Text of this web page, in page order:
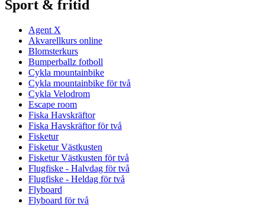
Sport & fritid
Agent X
Akvarellkurs online
Blomsterkurs
Bumperballz fotboll
Cykla mountainbike
Cykla mountainbike för två
Cykla Velodrom
Escape room
Fiska Havskräftor
Fiska Havskräftor för två
Fisketur
Fisketur Västkusten
Fisketur Västkusten för två
Flugfiske - Halvdag för två
Flugfiske - Heldag för två
Flyboard
Flyboard för två